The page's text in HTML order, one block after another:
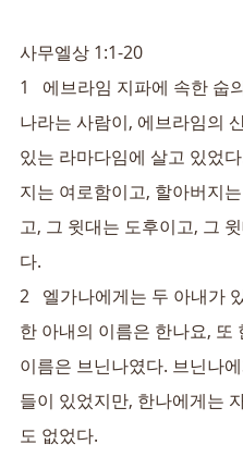
사무엘상 1:1-20
1   에브라임 지파에 속한 숩
나라는 사람이, 에브라임의
있는 라마다임에 살고 있었
지는 여로함이고, 할아버지
고, 그 윗대는 도후이고, 그
다.
2   엘가나에게는 두 아내가
한 아내의 이름은 한나요, 또
이름은 브닌나였다. 브닌나
들이 있었지만, 한나에게는
도 없었다.